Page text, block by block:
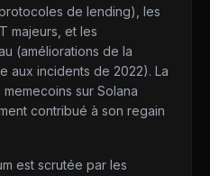
de lending), les
majeurs, et les
(améliorations de la
aux incidents de 2022). La
sur Solana
contribué à son regain
est scrutée par les